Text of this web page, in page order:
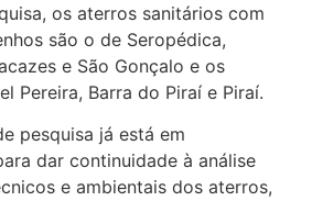
os aterros sanitários com
são o de Seropédica,
e São Gonçalo e os
Pereira, Barra do Piraí e Piraí.
pesquisa já está em
dar continuidade à análise
e ambientais dos aterros,